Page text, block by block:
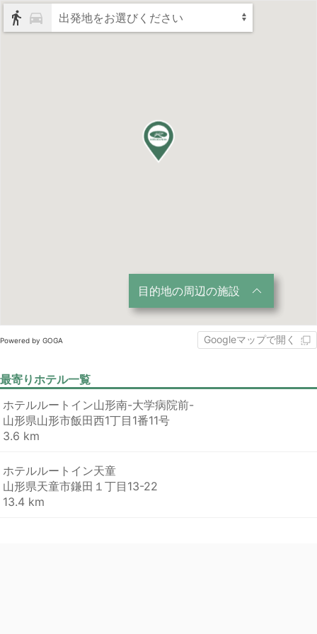
出発地をお選びください
目的地の周辺の施設
Powered by GOGA Googleマップで開く
最寄りホテル一覧
ホテルルートイン山形南-大学病院前-
山形県山形市飯田西1丁目1番11号
3.6 km
ホテルルートイン天童
山形県天童市鎌田１丁目13-22
13.4 km